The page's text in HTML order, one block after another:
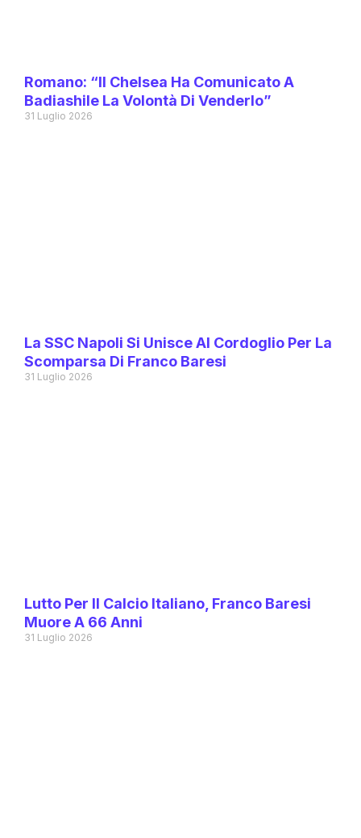
Romano: “Il Chelsea Ha Comunicato A
Badiashile La Volontà Di Venderlo”
31 Luglio 2026
La SSC Napoli Si Unisce Al Cordoglio Per La
Scomparsa Di Franco Baresi
31 Luglio 2026
Lutto Per Il Calcio Italiano, Franco Baresi
Muore A 66 Anni
31 Luglio 2026